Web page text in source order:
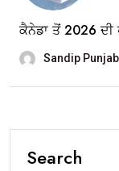
ਕੈਨੇਡਾ ਤੋਂ 2026 ਦੀ
Sandip
Search